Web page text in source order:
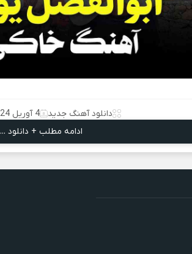
دانلود آهنگ جدید 4 آوریل 2024
ادامه مطلب + دانلود ...